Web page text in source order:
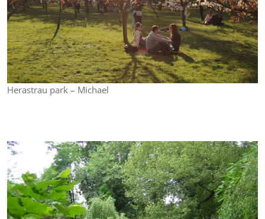
Herastrau park – Michael